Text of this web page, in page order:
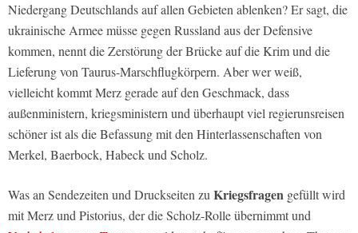
Niedergang Deutschlands auf allen Gebieten ablenken? Er sagt, die
ukrainische Armee müsse gegen Russland aus der Defensive
kommen, nennt die Zerstörung der Brücke auf die Krim und die
Lieferung von Taurus-Marschflugkörpern. Aber wer weiß,
vielleicht kommt Merz gerade auf den Geschmack, dass
außenministern, kriegsministern und überhaupt viel regierunsreisen
schöner ist als die Befassung mit den Hinterlassenschaften von
Merkel, Baerbock, Habeck und Scholz.
Was an Sendezeiten und Druckseiten zu Kriegsfragen gefüllt wird
mit Merz und Pistorius, der die Scholz-Rolle übernimmt und